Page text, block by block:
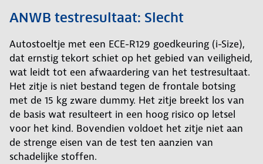
ANWB testresultaat: Slecht
Autostoeltje met een ECE-R129 goedkeuring (i-Size),
dat ernstig tekort schiet op het gebied van veiligheid,
wat leidt tot een afwaardering van het testresultaat.
Het zitje is niet bestand tegen de frontale botsing
met de 15 kg zware dummy. Het zitje breekt los van
de basis wat resulteert in een hoog risico op letsel
voor het kind. Bovendien voldoet het zitje niet aan
de strenge eisen van de test ten aanzien van
schadelijke stoffen.